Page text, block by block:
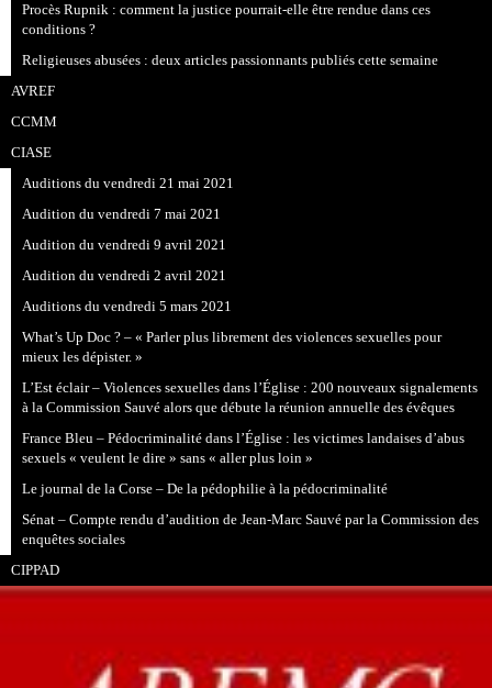
Procès Rupnik : comment la justice pourrait-elle être rendue dans ces
conditions ?
Religieuses abusées : deux articles passionnants publiés cette semaine
AVREF
CCMM
CIASE
Auditions du vendredi 21 mai 2021
Audition du vendredi 7 mai 2021
Audition du vendredi 9 avril 2021
Audition du vendredi 2 avril 2021
Auditions du vendredi 5 mars 2021
What’s Up Doc ? – « Parler plus librement des violences sexuelles pour
mieux les dépister. »
L’Est éclair – Violences sexuelles dans l’Église : 200 nouveaux signalements
à la Commission Sauvé alors que débute la réunion annuelle des évêques
France Bleu – Pédocriminalité dans l’Église : les victimes landaises d’abus
sexuels « veulent le dire » sans « aller plus loin »
Le journal de la Corse – De la pédophilie à la pédocriminalité
Sénat – Compte rendu d’audition de Jean-Marc Sauvé par la Commission des
enquêtes sociales
CIPPAD